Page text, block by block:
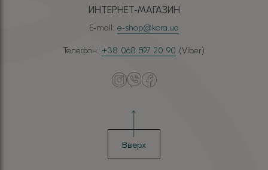
ИНТЕРНЕТ-МАГАЗИН
E-mail: e-shop@kora.ua
Телефон: +38 068 597 20 90 (Viber)
Вверх